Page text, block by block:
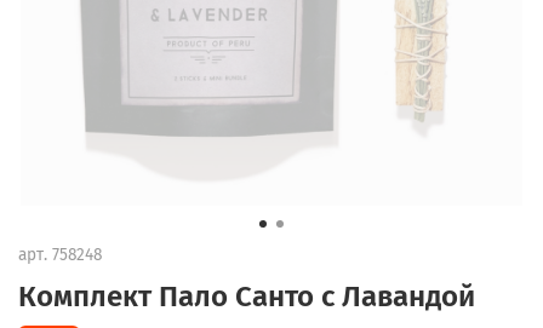
арт. 758248
Комплект Пало Санто с Лавандой